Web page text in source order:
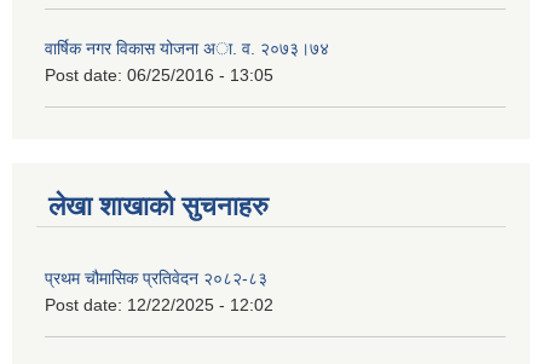
वार्षिक नगर विकास योजना अा. व. २०७३।७४
Post date: 06/25/2016 - 13:05
लेखा शाखाको सुचनाहरु
प्रथम चौमासिक प्रतिवेदन २०८२-८३
Post date: 12/22/2025 - 12:02